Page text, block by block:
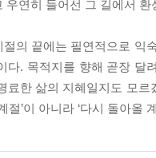
우연히 들어선 그 길에서
의 끝에는 필연적으로 익
다. 목적지를 향해 곧장 달
료한 삶의 지혜일지도 모
절’이 아니라 ‘다시 돌아